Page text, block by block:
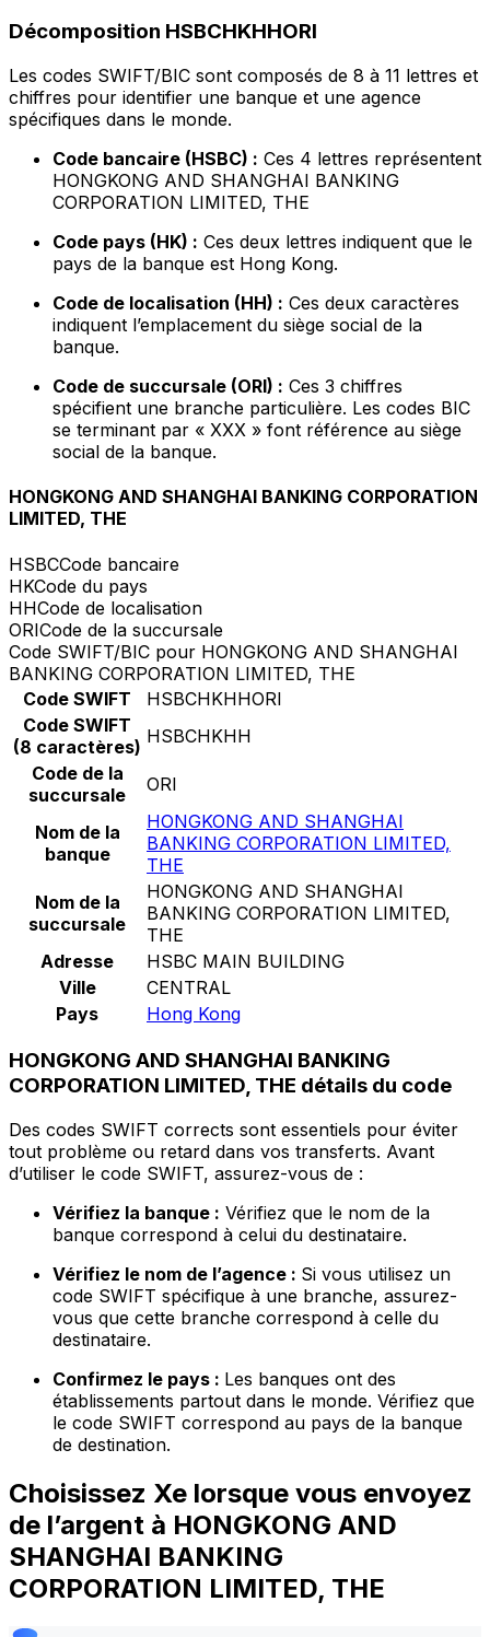
Décomposition HSBCHKHHORI
Les codes SWIFT/BIC sont composés de 8 à 11 lettres et
chiffres pour identifier une banque et une agence
spécifiques dans le monde.
Code bancaire (HSBC) : Ces 4 lettres représentent
HONGKONG AND SHANGHAI BANKING
CORPORATION LIMITED, THE
Code pays (HK) : Ces deux lettres indiquent que le
pays de la banque est Hong Kong.
Code de localisation (HH) : Ces deux caractères
indiquent l’emplacement du siège social de la
banque.
Code de succursale (ORI) : Ces 3 chiffres
spécifient une branche particulière. Les codes BIC
se terminant par « XXX » font référence au siège
social de la banque.
HONGKONG AND SHANGHAI BANKING CORPORATION
LIMITED, THE
HSBCCode bancaire
HKCode du pays
HHCode de localisation
ORICode de la succursale
Code SWIFT/BIC pour HONGKONG AND SHANGHAI
BANKING CORPORATION LIMITED, THE
Code SWIFT
HSBCHKHHORI
Code SWIFT
(8 caractères) HSBCHKHH
Code de la
succursale
ORI
Nom de la
banque
HONGKONG AND SHANGHAI
BANKING CORPORATION LIMITED,
THE
Nom de la
succursale
HONGKONG AND SHANGHAI
BANKING CORPORATION LIMITED,
THE
Adresse
HSBC MAIN BUILDING
Ville
CENTRAL
Pays
Hong Kong
HONGKONG AND SHANGHAI BANKING
CORPORATION LIMITED, THE détails du code
Des codes SWIFT corrects sont essentiels pour éviter
tout problème ou retard dans vos transferts. Avant
d’utiliser le code SWIFT, assurez-vous de :
Vérifiez la banque : Vérifiez que le nom de la
banque correspond à celui du destinataire.
Vérifiez le nom de l’agence : Si vous utilisez un
code SWIFT spécifique à une branche, assurez-
vous que cette branche correspond à celle du
destinataire.
Confirmez le pays : Les banques ont des
établissements partout dans le monde. Vérifiez que
le code SWIFT correspond au pays de la banque
de destination.
Choisissez Xe lorsque vous envoyez
de l’argent à HONGKONG AND
SHANGHAI BANKING
CORPORATION LIMITED, THE